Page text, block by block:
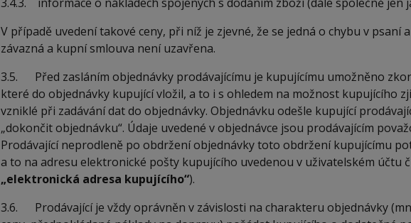
V případě uvedení takové ceny, při níž je zjevné, že se jedná o chybu v psaní
závazná a kupní smlouva není uzavřena.
3.5. Před zasláním objednávky prodávajícímu je kupujícímu umožněno
které do objednávky kupující vložil, a to i s ohledem na možnost kupujícího
vzniklé při zadávání dat do objednávky. Objednávku odešle kupující
„dokončit objednávku“. Údaje uvedené v objednávce jsou prodávajícím
Prodávající neprodleně po obdržení objednávky toto obdržení kupujícímu
a to na adresu elektronické pošty kupujícího uvedenou v uživatelském účtu
„elektronická adresa kupujícího“).
3.6. Prodávající je vždy oprávněn v závislosti na charakteru objednávky